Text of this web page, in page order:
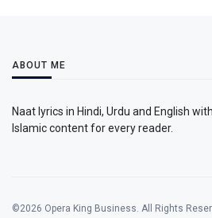
ABOUT ME
Naat lyrics in Hindi, Urdu and English
Islamic content for every reader.
©2026 Opera King Business. All Rights